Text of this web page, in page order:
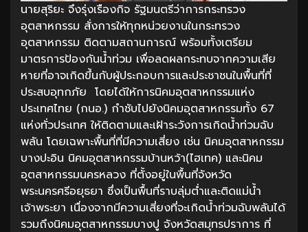
นายสุริยะ จึงรุ่งเรืองกิจ รัฐมนตรีว่าการกระทรวง
อุตสาหกรรม สั่งการให้ทุกหน่วยงานในกระทรวง
อุตสาหกรรม ติดตามสถานการณ์ พร้อมทั้งเตรียม
มาตรการป้องกันน้ำท่วม เพื่อลดผลกระทบจากความเสีย
หายที่อาจเกิดขึ้นกับผู้ประกอบการและประชาชนในพื้นที่ที่
ประสบอุทกภัย โดยได้ให้การนิคมอุตสาหกรรมแห่ง
ประเทศไทย (กนอ.) กำชับไปยังนิคมอุตสาหกรรมทั้ง 67
แห่งทั่วประเทศ ให้ติดตามและเฝ้าระวังการเกิดน้ำท่วมฉับ
พลัน โดยเฉพาะพื้นที่ที่มีความเสี่ยง เช่น นิคมอุตสาหกรรม
บางปะอิน นิคมอุตสาหกรรมบ้านหว้า(ไฮเทค) และนิคม
อุตสาหกรรมนครหลวง ที่ตั้งอยู่ในพื้นที่จังหวัด
พระนครศรีอยุธยา ซึ่งเป็นพื้นที่ราบลุ่มต่ำและติดแม่น้ำ
เจ้าพระยา เนื่องจากมีความเสี่ยงที่จะเกิดน้ำท่วมฉับพลันได้
รวมถึงนิคมอุตสาหกรรมบางปู จังหวัดสมุทรปราการ ที่